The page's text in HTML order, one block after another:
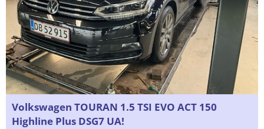
Volkswagen TOURAN 1.5 TSI EVO ACT 150
Highline Plus DSG7 UA!